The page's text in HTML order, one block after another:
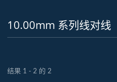
10.00mm 系列线对线
结果 1 - 2 的 2